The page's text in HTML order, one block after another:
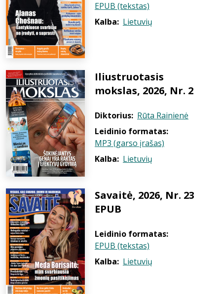
EPUB (tekstas)
Kalba: Lietuvių
Iliustruotasis
mokslas, 2026, Nr. 2
Diktorius: Rūta Rainienė
Leidinio formatas:
MP3 (garso įrašas)
Kalba: Lietuvių
Savaitė, 2026, Nr. 23
EPUB
Leidinio formatas:
EPUB (tekstas)
Kalba: Lietuvių